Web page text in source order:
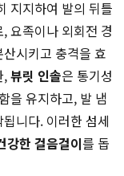
지지하여 발의 뒤틀
요족이나 외회전 경
시키고 충격을 효
,뷰릿 인솔은 통기성
을 유지하고, 발 냄
니다. 이러한 섬세
강한 걸음걸이를 돕